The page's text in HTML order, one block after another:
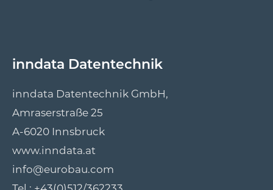
inndata Datentechnik
inndata Datentechnik GmbH,
Amraserstraße 25
A-6020 Innsbruck
www.inndata.at
info@eurobau.com